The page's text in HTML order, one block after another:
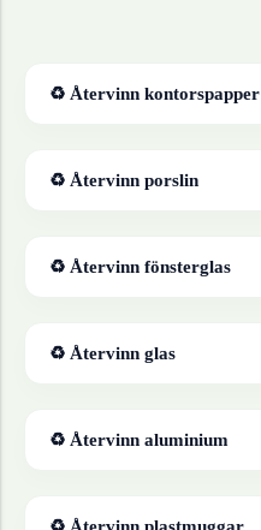
♻ Återvinn kontorspapper
♻ Återvinn porslin
♻ Återvinn fönsterglas
♻ Återvinn glas
♻ Återvinn aluminium